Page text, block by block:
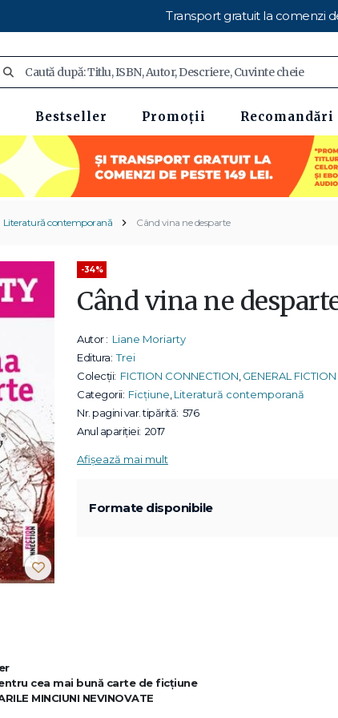
Transport gratuit la comenzi
Bestseller Promoții Recomandări
Literatură contemporană Când vina ne desparte
-34%
Când vina ne
Autor : Liane Moriarty
Editura: Trei
Colecții: FICTION CONNECTION GENERAL FICTION
Categorii: Ficțiune Literatură contemporană
Nr. pagini var. tipărită: 576
Anul apariției: 2017
Afișează mai mult
Formate disponibile
cea mai bună carte de ficţiune
MINCIUNI NEVINOVATE